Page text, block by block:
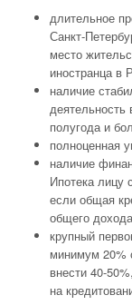
длительное
Санкт-
место
иностранца в
наличие
деятельность
полугода и
полноценная
наличие
Ипотека лицу
если общая
общего
крупный
минимум 20%
внести 40-
на